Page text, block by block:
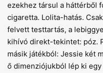
ezekhez társul a háttérből
cigaretta. Lolita-hatás.
felvett testtartás, a
kihívó direkt-tekintet: póz.
másik játékból: Jessie két
ő dimenziójukból lép ki